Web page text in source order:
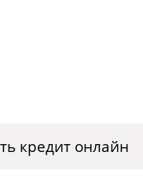
кредит онлайн